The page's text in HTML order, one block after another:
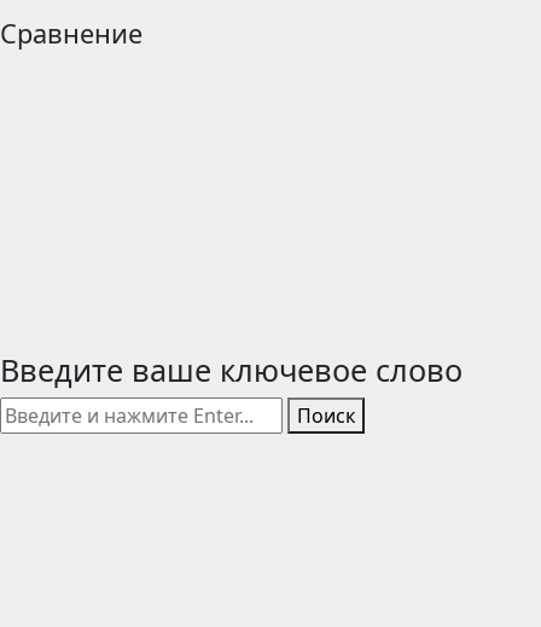
Сравнение
Введите ваше ключевое слово
Поиск